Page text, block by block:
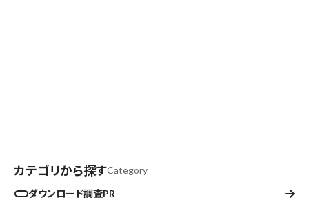
カテゴリから探すCategory
ダウンロード調査PR